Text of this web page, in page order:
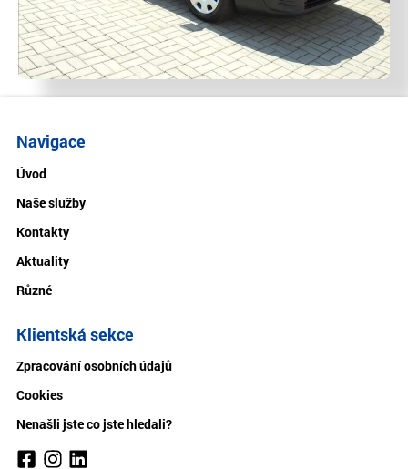
Navigace
Úvod
Naše služby
Kontakty
Aktuality
Různé
Klientská sekce
Zpracování osobních údajů
Cookies
Nenašli jste co jste hledali?